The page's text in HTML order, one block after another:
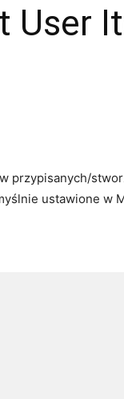
User
przypisanych/
ustawione w